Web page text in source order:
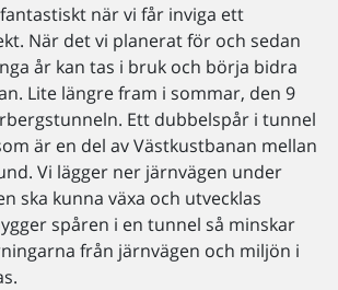
när vi får inviga ett
När det vi planerat för och sedan
år kan tas i bruk och börja bidra
Lite längre fram i sommar, den 9
Ett dubbelspår i tunnel
är en del av Västkustbanan mellan
Vi lägger ner järnvägen under
ska kunna växa och utvecklas
spåren i en tunnel så minskar
från järnvägen och miljön i